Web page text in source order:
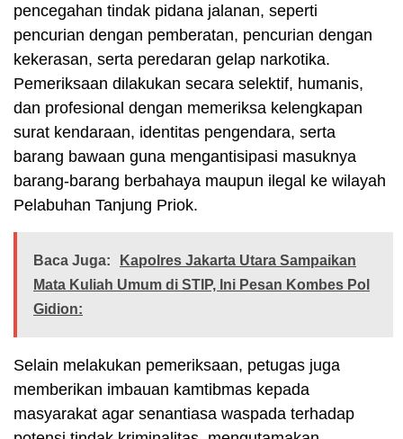
pencegahan tindak pidana jalanan, seperti
pencurian dengan pemberatan, pencurian dengan
kekerasan, serta peredaran gelap narkotika.
Pemeriksaan dilakukan secara selektif, humanis,
dan profesional dengan memeriksa kelengkapan
surat kendaraan, identitas pengendara, serta
barang bawaan guna mengantisipasi masuknya
barang-barang berbahaya maupun ilegal ke wilayah
Pelabuhan Tanjung Priok.
Baca Juga:
Kapolres Jakarta Utara Sampaikan
Mata Kuliah Umum di STIP, Ini Pesan Kombes Pol
Gidion:
Selain melakukan pemeriksaan, petugas juga
memberikan imbauan kamtibmas kepada
masyarakat agar senantiasa waspada terhadap